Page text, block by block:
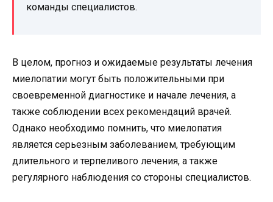
команды специалистов.
В целом, прогноз и ожидаемые результаты лечения
миелопатии могут быть положительными при
своевременной диагностике и начале лечения, а
также соблюдении всех рекомендаций врачей.
Однако необходимо помнить, что миелопатия
является серьезным заболеванием, требующим
длительного и терпеливого лечения, а также
регулярного наблюдения со стороны специалистов.